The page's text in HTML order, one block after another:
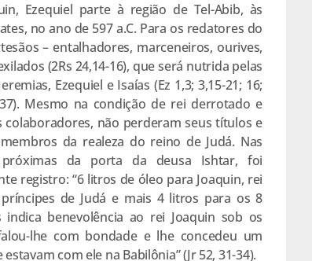
Ezequiel parte à região de Tel-Abib, às
no ano de 597 a.C. Para os redatores do
– entalhadores, marceneiros, ourives,
(2Rs 24,14-16), que será nutrida pelas
Ezequiel e Isaías (Ez 1,3; 3,15-21; 16;
Mesmo na condição de rei derrotado e
não perderam seus títulos e
da realeza do reino de Judá. Nas
próximas da porta da deusa Ishtar, foi
registro: “6 litros de óleo para Joaquin, rei
de Judá e mais 4 litros para os 8
indica benevolência ao rei Joaquin sob os
lhe com bondade e lhe concedeu um
com ele na Babilônia” (Jr 52, 31-34).